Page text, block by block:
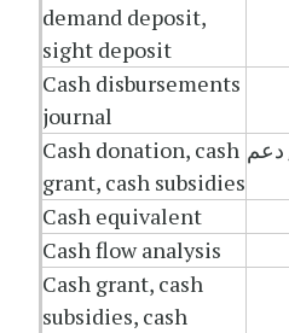
demand deposit,
sight deposit
Cash disbursements
journal
Cash donation, cash
grant, cash subsidies
Cash equivalent
Cash flow analysis
Cash grant, cash
subsidies, cash